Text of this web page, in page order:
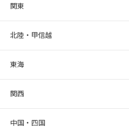
関東
北陸・甲信越
東海
関西
中国・四国